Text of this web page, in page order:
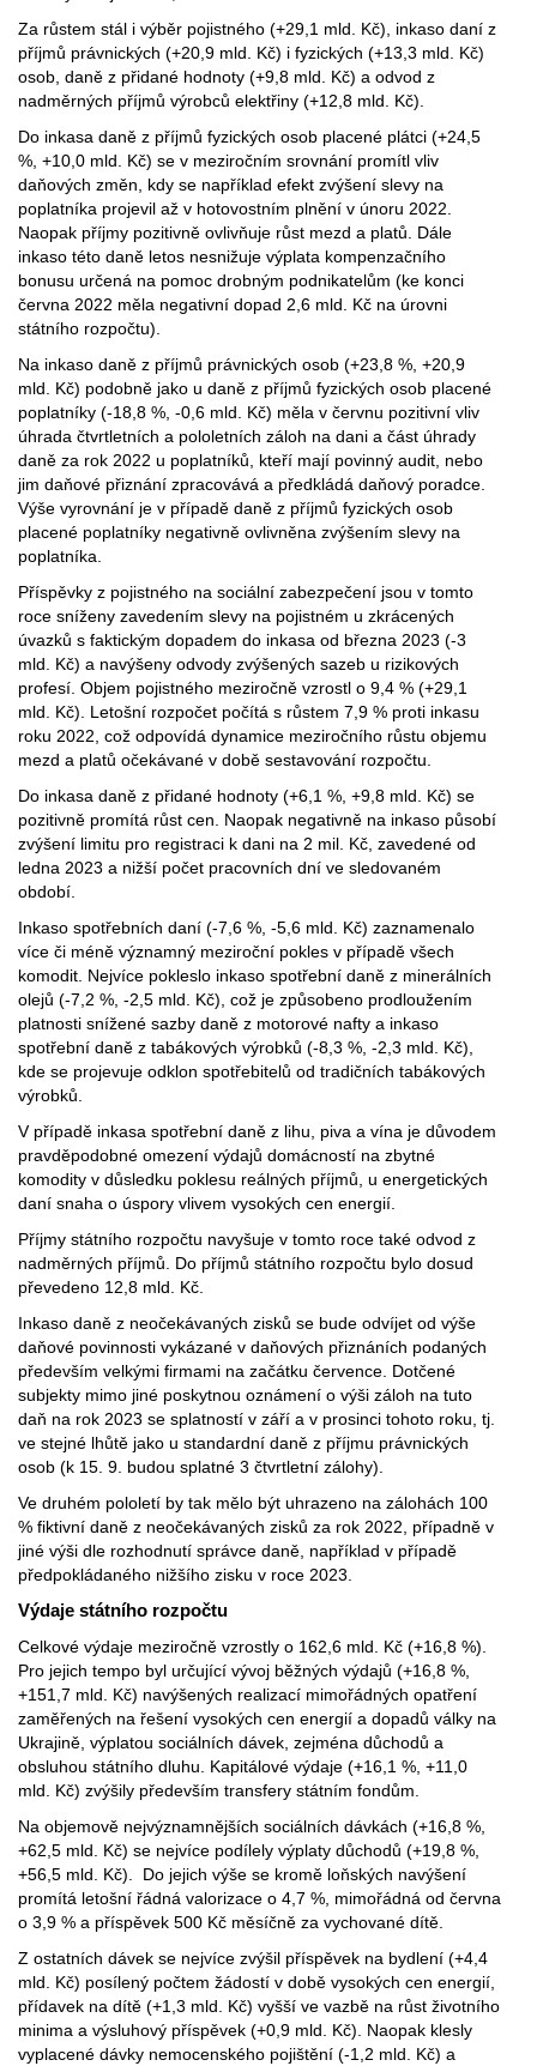
Za růstem stál i výběr pojistného (+29,1 mld. Kč), inkaso daní z
příjmů právnických (+20,9 mld. Kč) i fyzických (+13,3 mld. Kč)
osob, daně z přidané hodnoty (+9,8 mld. Kč) a odvod z
nadměrných příjmů výrobců elektřiny (+12,8 mld. Kč).
Do inkasa daně z příjmů fyzických osob placené plátci (+24,5
%, +10,0 mld. Kč) se v meziročním srovnání promítl vliv
daňových změn, kdy se například efekt zvýšení slevy na
poplatníka projevil až v hotovostním plnění v únoru 2022.
Naopak příjmy pozitivně ovlivňuje růst mezd a platů. Dále
inkaso této daně letos nesnižuje výplata kompenzačního
bonusu určená na pomoc drobným podnikatelům (ke konci
června 2022 měla negativní dopad 2,6 mld. Kč na úrovni
státního rozpočtu).
Na inkaso daně z příjmů právnických osob (+23,8 %, +20,9
mld. Kč) podobně jako u daně z příjmů fyzických osob placené
poplatníky (-18,8 %, -0,6 mld. Kč) měla v červnu pozitivní vliv
úhrada čtvrtletních a pololetních záloh na dani a část úhrady
daně za rok 2022 u poplatníků, kteří mají povinný audit, nebo
jim daňové přiznání zpracovává a předkládá daňový poradce.
Výše vyrovnání je v případě daně z příjmů fyzických osob
placené poplatníky negativně ovlivněna zvýšením slevy na
poplatníka.
Příspěvky z pojistného na sociální zabezpečení jsou v tomto
roce sníženy zavedením slevy na pojistném u zkrácených
úvazků s faktickým dopadem do inkasa od března 2023 (-3
mld. Kč) a navýšeny odvody zvýšených sazeb u rizikových
profesí. Objem pojistného meziročně vzrostl o 9,4 % (+29,1
mld. Kč). Letošní rozpočet počítá s růstem 7,9 % proti inkasu
roku 2022, což odpovídá dynamice meziročního růstu objemu
mezd a platů očekávané v době sestavování rozpočtu.
Do inkasa daně z přidané hodnoty (+6,1 %, +9,8 mld. Kč) se
pozitivně promítá růst cen. Naopak negativně na inkaso působí
zvýšení limitu pro registraci k dani na 2 mil. Kč, zavedené od
ledna 2023 a nižší počet pracovních dní ve sledovaném
období.
Inkaso spotřebních daní (-7,6 %, -5,6 mld. Kč) zaznamenalo
více či méně významný meziroční pokles v případě všech
komodit. Nejvíce pokleslo inkaso spotřební daně z minerálních
olejů (-7,2 %, -2,5 mld. Kč), což je způsobeno prodloužením
platnosti snížené sazby daně z motorové nafty a inkaso
spotřební daně z tabákových výrobků (-8,3 %, -2,3 mld. Kč),
kde se projevuje odklon spotřebitelů od tradičních tabákových
výrobků.
V případě inkasa spotřební daně z lihu, piva a vína je důvodem
pravděpodobné omezení výdajů domácností na zbytné
komodity v důsledku poklesu reálných příjmů, u energetických
daní snaha o úspory vlivem vysokých cen energií.
Příjmy státního rozpočtu navyšuje v tomto roce také odvod z
nadměrných příjmů. Do příjmů státního rozpočtu bylo dosud
převedeno 12,8 mld. Kč.
Inkaso daně z neočekávaných zisků se bude odvíjet od výše
daňové povinnosti vykázané v daňových přiznáních podaných
především velkými firmami na začátku července. Dotčené
subjekty mimo jiné poskytnou oznámení o výši záloh na tuto
daň na rok 2023 se splatností v září a v prosinci tohoto roku, tj.
ve stejné lhůtě jako u standardní daně z příjmu právnických
osob (k 15. 9. budou splatné 3 čtvrtletní zálohy).
Ve druhém pololetí by tak mělo být uhrazeno na zálohách 100
% fiktivní daně z neočekávaných zisků za rok 2022, případně v
jiné výši dle rozhodnutí správce daně, například v případě
předpokládaného nižšího zisku v roce 2023.
Výdaje státního rozpočtu
Celkové výdaje meziročně vzrostly o 162,6 mld. Kč (+16,8 %).
Pro jejich tempo byl určující vývoj běžných výdajů (+16,8 %,
+151,7 mld. Kč) navýšených realizací mimořádných opatření
zaměřených na řešení vysokých cen energií a dopadů války na
Ukrajině, výplatou sociálních dávek, zejména důchodů a
obsluhou státního dluhu. Kapitálové výdaje (+16,1 %, +11,0
mld. Kč) zvýšily především transfery státním fondům.
Na objemově nejvýznamnějších sociálních dávkách (+16,8 %,
+62,5 mld. Kč) se nejvíce podílely výplaty důchodů (+19,8 %,
+56,5 mld. Kč). Do jejich výše se kromě loňských navýšení
promítá letošní řádná valorizace o 4,7 %, mimořádná od června
o 3,9 % a příspěvek 500 Kč měsíčně za vychované dítě.
Z ostatních dávek se nejvíce zvýšil příspěvek na bydlení (+4,4
mld. Kč) posílený počtem žádostí v době vysokých cen energií,
přídavek na dítě (+1,3 mld. Kč) vyšší ve vazbě na růst životního
minima a výsluhový příspěvek (+0,9 mld. Kč). Naopak klesly
vyplacené dávky nemocenského pojištění (-1,2 mld. Kč) a